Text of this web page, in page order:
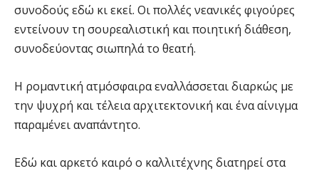
συνοδούς εδώ κι εκεί. Οι πολλές νεανικές φιγούρες
εντείνουν τη σουρεαλιστική και ποιητική διάθεση,
συνοδεύοντας σιωπηλά το θεατή.
Η ρομαντική ατμόσφαιρα εναλλάσσεται διαρκώς με
την ψυχρή και τέλεια αρχιτεκτονική και ένα αίνιγμα
παραμένει αναπάντητο.
Εδώ και αρκετό καιρό ο καλλιτέχνης διατηρεί στα